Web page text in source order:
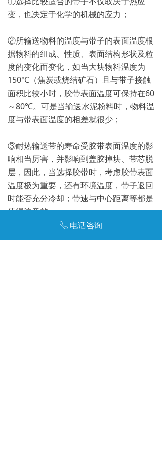
变，也决定于化学的机械的应力；
②所输送物料的温度与带子的表面温度根
据物料的组成、性质、表面结构形状及粒
度的变化而变化，如当大块物料温度为
150℃（焦炭或烧结矿石）且与带子接触
面积比较小时，胶带表面温度可保持在60
～80℃。可是当输送水泥粉料时，物料温
度与带表面温度的相差就很少；
③耐热输送带的寿命受胶带表面温度的影
响相当厉害，并影响到盖胶掉块、带芯脱
层，因此，当选择胶带时，考虑胶带表面
温度极为重要，还有环境温度，带子返回
时能否充分冷却；带速与中心距离等都是
值得注意的；
④较厚的盖胶是保证带子有较长寿命的重
ꂅ 电话咨询